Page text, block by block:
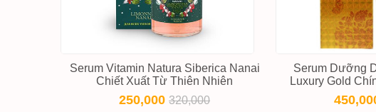
Serum Vitamin Natura Siberica Nanai
Chiết Xuất Từ Thiên Nhiên
250,000320,000
Serum Dưỡng
Luxury Gold